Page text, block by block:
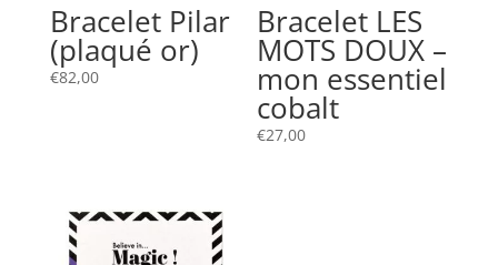
Bracelet Pilar
(plaqué or)
€82,00
Bracelet LES
MOTS DOUX –
mon essentiel
cobalt
€27,00